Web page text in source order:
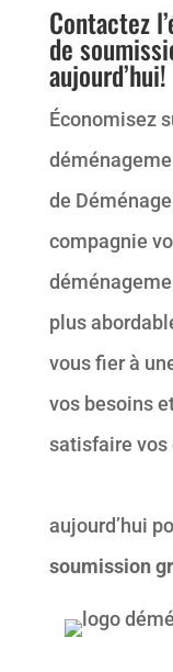
Contactez
de
aujourd’hui!
Économisez
de
compagnie
plus
vous fier à
vos besoins
satisfaire vos
aujourd’hui
soumission